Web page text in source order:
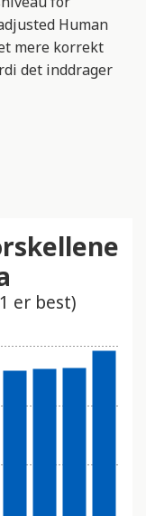
Human
mere korrekt
det inddrager
er best)